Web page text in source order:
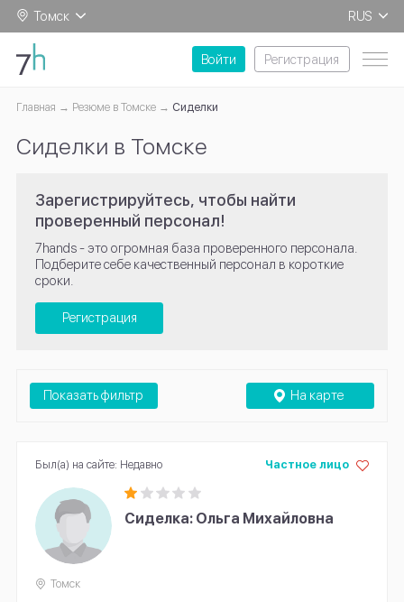
Томск
RUS
EN
Войти
Регистрация
Главная Резюме в Томске Сиделки
Сиделки в Томске
Зарегистрируйтесь, чтобы найти
проверенный персонал!
7hands - это огромная база проверенного персонала.
Подберите себе качественный персонал в короткие
сроки.
Регистрация
На карте
Показать фильтр
Сиделка: Ольга Михайловна
Частное лицо
Томск
Был(а) на сайте: Недавно